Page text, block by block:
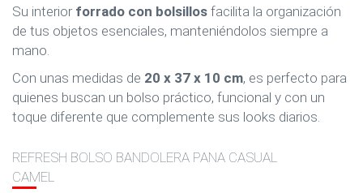
Su interior forrado con bolsillos facilita la organización
de tus objetos esenciales, manteniéndolos siempre a
mano.
Con unas medidas de 20 x 37 x 10 cm, es perfecto para
quienes buscan un bolso práctico, funcional y con un
toque diferente que complemente sus looks diarios.
REFRESH BOLSO BANDOLERA PANA CASUAL
CAMEL